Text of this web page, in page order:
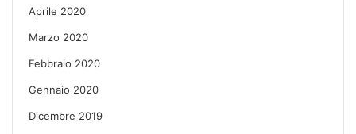
Aprile 2020
Marzo 2020
Febbraio 2020
Gennaio 2020
Dicembre 2019